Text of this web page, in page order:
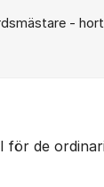
-
för de